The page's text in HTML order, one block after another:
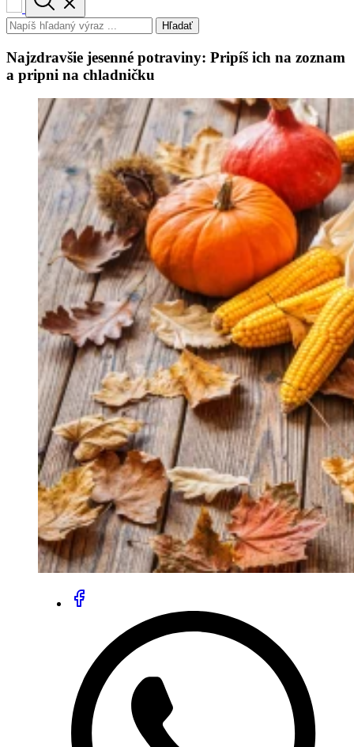
Hľadať
Najzdravšie jesenné potraviny: Pripíš ich na zoznam
a pripni na chladničku